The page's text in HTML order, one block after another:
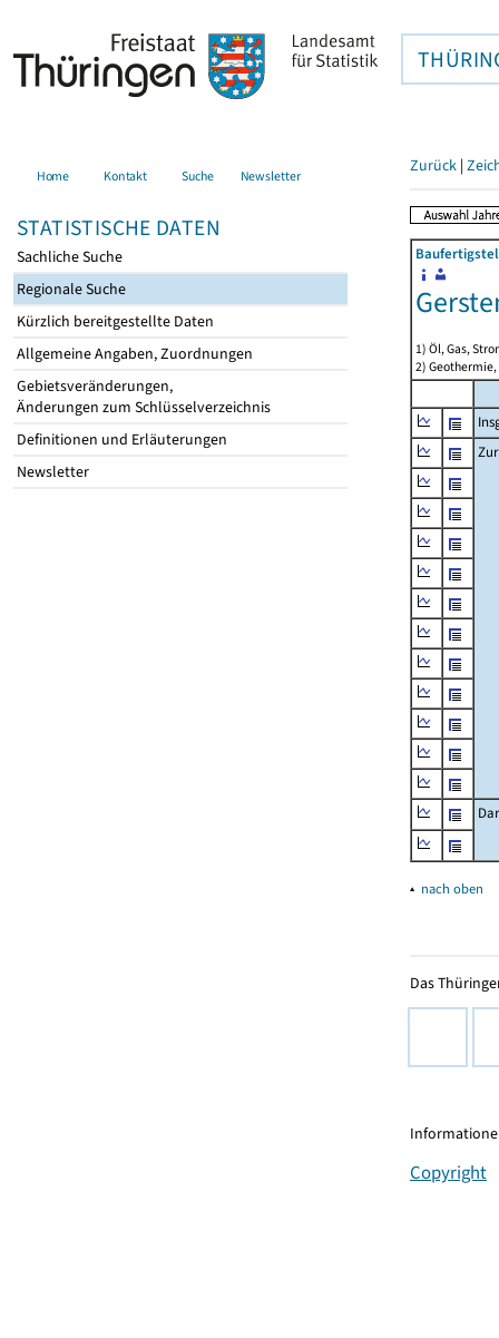
Home Kontakt Suche Newsletter
STATISTISCHE DATEN
Sachliche Suche
Regionale Suche
Kürzlich bereitgestellte Daten
Allgemeine Angaben, Zuordnungen
Gebietsveränderungen,
Änderungen zum Schlüsselverzeichnis
Definitionen und Erläuterungen
Newsletter
Zurück |
1) Öl, Gas,
2)
▴ nach oben
Das
Copyright